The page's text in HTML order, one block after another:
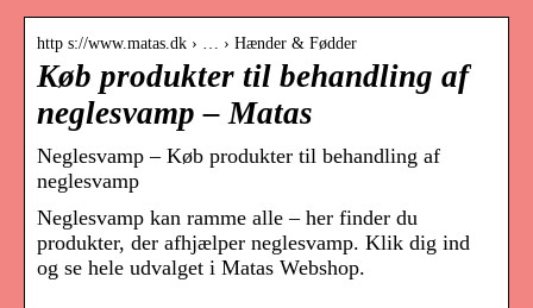
http s://www.matas.dk › … › Hænder & Fødder
Køb produkter til behandling af
neglesvamp – Matas
Neglesvamp – Køb produkter til behandling af
neglesvamp
Neglesvamp kan ramme alle – her finder du
produkter, der afhjælper neglesvamp. Klik dig ind
og se hele udvalget i Matas Webshop.